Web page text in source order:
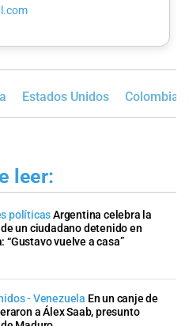
Estados Unidos Colombia
leer:
políticasArgentina celebra la
un ciudadano detenido en
“Gustavo vuelve a casa”
- Venezuela En un canje de
a Álex Saab, presunto